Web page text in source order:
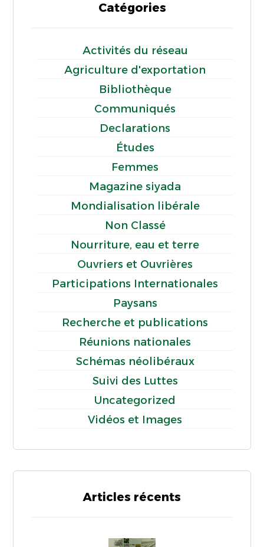
Catégories
Activités du réseau
Agriculture d'exportation
Bibliothèque
Communiqués
Declarations
Études
Femmes
Magazine siyada
Mondialisation libérale
Non Classé
Nourriture, eau et terre
Ouvriers et Ouvrières
Participations Internationales
Paysans
Recherche et publications
Réunions nationales
Schémas néolibéraux
Suivi des Luttes
Uncategorized
Vidéos et Images
Articles récents